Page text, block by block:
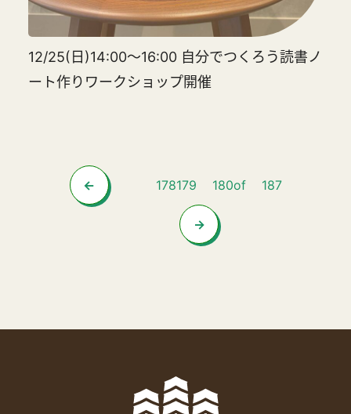
12/25(日)14:00～16:00 自分でつくろう読書ノ
ート作りワークショップ開催
178179 180of 187